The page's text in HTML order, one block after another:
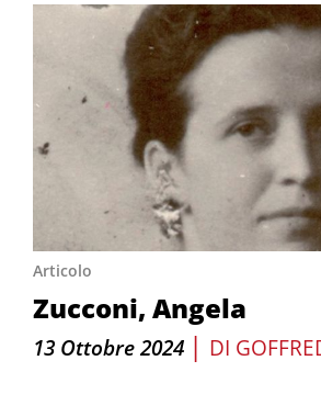
Articolo
Zucconi, Angela
13 Ottobre 2024 | DI